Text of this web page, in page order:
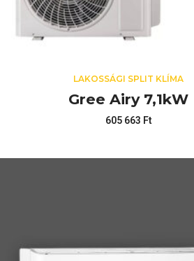
LAKOSSÁGI SPLIT KLÍMA
Gree Airy 7,1kW
605 663 Ft